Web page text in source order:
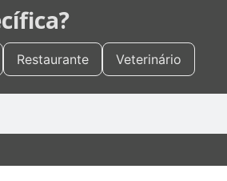
Restaurante Veterinário